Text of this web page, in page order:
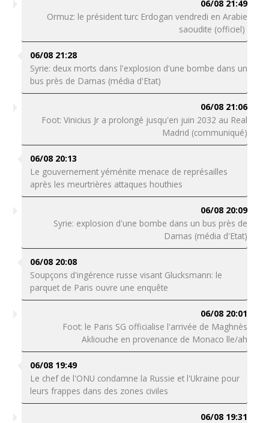
06/08 21:49
Ormuz: le président turc Erdogan vendredi en Arabie
saoudite (officiel)
06/08 21:28
Syrie: deux morts dans l'explosion d'une bombe dans un
bus près de Damas (média d'Etat)
06/08 21:06
Foot: Vinicius Jr a prolongé jusqu'en juin 2032 au Real
Madrid (communiqué)
06/08 20:13
Le gouvernement yéménite menace de représailles
après les meurtrières attaques houthies
06/08 20:09
Syrie: explosion d'une bombe dans un bus près de
Damas (média d'Etat)
06/08 20:08
Soupçons d'ingérence russe visant Glucksmann: le
parquet de Paris ouvre une enquête
06/08 20:01
Foot: le Paris SG officialise l'arrivée de Maghnès
Akliouche en provenance de Monaco lle/ah
06/08 19:49
Le chef de l'ONU condamne la Russie et l'Ukraine pour
leurs frappes dans des zones civiles
06/08 19:31